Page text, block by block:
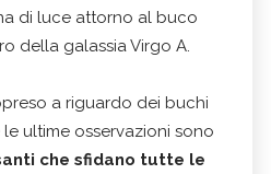
di luce attorno al buco
della galassia Virgo A.
a riguardo dei buchi
ultime osservazioni sono
che sfidano tutte le